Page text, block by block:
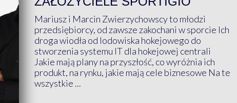
Mariusz i Marcin Zwierzychowscy to młodzi
przedsiębiorcy, od zawsze zakochani w sporcie Ich
droga wiodła od lodowiska hokejowego do
stworzenia systemu IT dla hokejowej centrali
Jakie mają plany na przyszłość, co wyróżnia ich
produkt, na rynku, jakie mają cele biznesowe Na te
wszystkie ...